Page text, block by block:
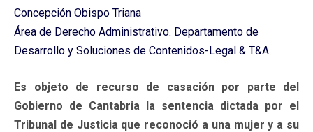
Concepción Obispo Triana
Área de Derecho Administrativo. Departamento de
Desarrollo y Soluciones de Contenidos-Legal & T&A.
Es objeto de recurso de casación por parte del
Gobierno de Cantabria la sentencia dictada por el
Tribunal de Justicia que reconoció a una mujer y a su